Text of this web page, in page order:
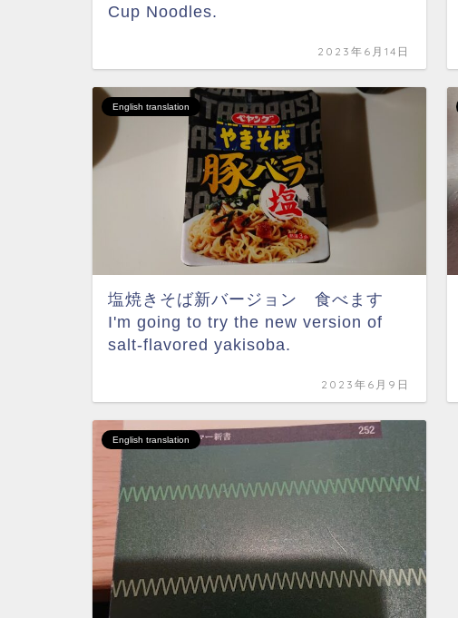
Cup Noodles.
2023年6月14日
English translation
塩焼きそば新バージョン 食べます
I'm going to try the new version of
salt-flavored yakisoba.
2023年6月9日
English translation